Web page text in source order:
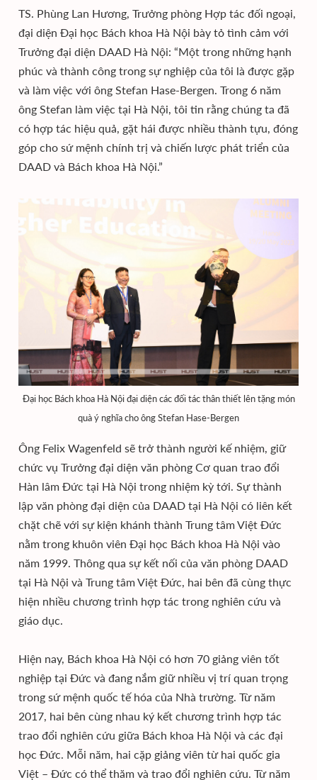
TS. Phùng Lan Hương, Trưởng phòng Hợp tác đối ngoại,
đại diện Đại học Bách khoa Hà Nội bày tỏ tình cảm với
Trưởng đại diện DAAD Hà Nội: “Một trong những hạnh
phúc và thành công trong sự nghiệp của tôi là được gặp
và làm việc với ông Stefan Hase-Bergen. Trong 6 năm
ông Stefan làm việc tại Hà Nội, tôi tin rằng chúng ta đã
có hợp tác hiệu quả, gặt hái được nhiều thành tựu, đóng
góp cho sứ mệnh chính trị và chiến lược phát triển của
DAAD và Bách khoa Hà Nội.”
Đại học Bách khoa Hà Nội đại diện các đối tác thân thiết lên tặng món
quà ý nghĩa cho ông Stefan Hase-Bergen
Ông Felix Wagenfeld sẽ trở thành người kế nhiệm, giữ
chức vụ Trưởng đại diện văn phòng Cơ quan trao đổi
Hàn lâm Đức tại Hà Nội trong nhiệm kỳ tới. Sự thành
lập văn phòng đại diện của DAAD tại Hà Nội có liên kết
chặt chẽ với sự kiện khánh thành Trung tâm Việt Đức
nằm trong khuôn viên Đại học Bách khoa Hà Nội vào
năm 1999. Thông qua sự kết nối của văn phòng DAAD
tại Hà Nội và Trung tâm Việt Đức, hai bên đã cùng thực
hiện nhiều chương trình hợp tác trong nghiên cứu và
giáo dục.
Hiện nay, Bách khoa Hà Nội có hơn 70 giảng viên tốt
nghiệp tại Đức và đang nắm giữ nhiều vị trí quan trọng
trong sứ mệnh quốc tế hóa của Nhà trường. Từ năm
2017, hai bên cùng nhau ký kết chương trình hợp tác
trao đổi nghiên cứu giữa Bách khoa Hà Nội và các đại
học Đức. Mỗi năm, hai cặp giảng viên từ hai quốc gia
Việt – Đức có thể thăm và trao đổi nghiên cứu. Từ năm